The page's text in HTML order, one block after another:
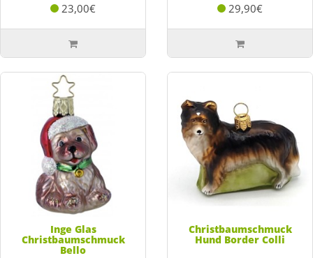
23,00€ 29,90€
Inge Glas
Christbaumschmuck
Bello
Christbaumschmuck
Hund Border Colli